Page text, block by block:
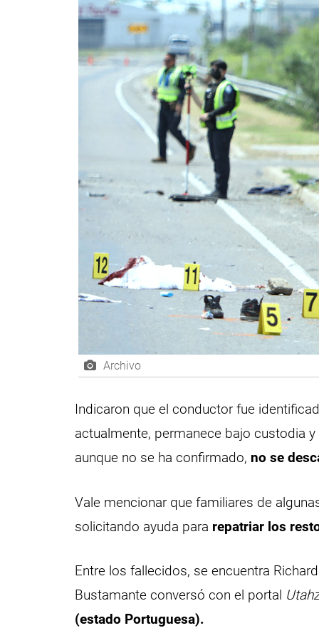
Archivo
Indicaron que el conductor fue
actualmente, permanece bajo custodia
aunque no se ha confirmado, no se
Vale mencionar que familiares de
solicitando ayuda para repatriar los
Entre los fallecidos, se encuentra
Bustamante conversó con el portal
(estado Portuguesa).